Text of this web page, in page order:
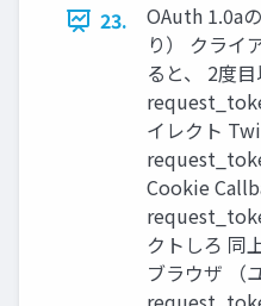
23.
OAuth 1.0a
り） クライ
ると、 2度
イレクト
Cookie
クトしろ 同
ブラウザ （